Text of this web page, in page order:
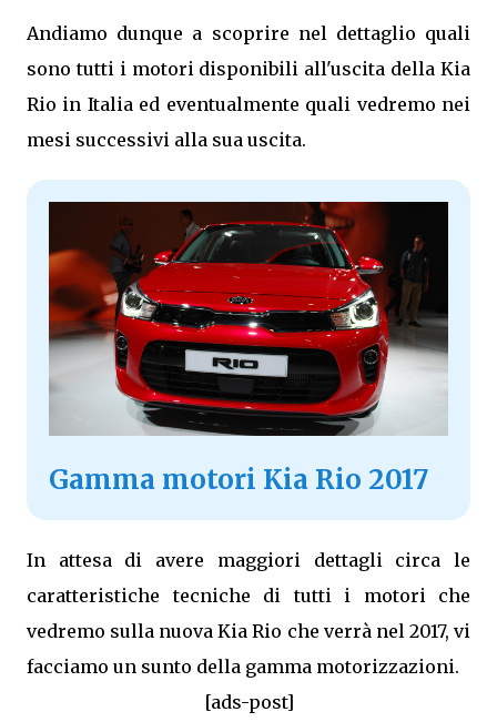
Andiamo dunque a scoprire nel dettaglio quali
sono tutti i motori disponibili all'uscita della Kia
Rio in Italia ed eventualmente quali vedremo nei
mesi successivi alla sua uscita.
Gamma motori Kia Rio 2017
In attesa di avere maggiori dettagli circa le
caratteristiche tecniche di tutti i motori che
vedremo sulla nuova Kia Rio che verrà nel 2017, vi
facciamo un sunto della gamma motorizzazioni.
[ads-post]